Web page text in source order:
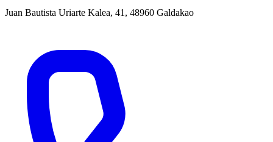
Juan Bautista Uriarte Kalea, 41, 48960 Galdakao